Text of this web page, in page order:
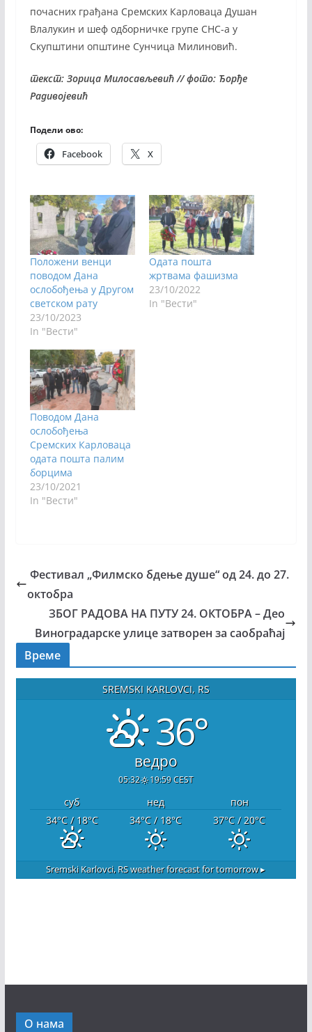
почасних грађана Сремских Карловаца Душан
Влалукин и шеф одборничке групе СНС-а у
Скупштини општине Сунчица Милиновић.
текст: Зорица Милосављевић // фото: Ђорђе
Радивојевић
Подели ово:
Facebook X
Положени венци
поводом Дана
ослобођења у Другом
светском рату
23/10/2023
In "Вести"
Одата пошта
жртвама фашизма
23/10/2022
In "Вести"
Поводом Дана
ослобођења
Сремских Карловаца
одата пошта палим
борцима
23/10/2021
In "Вести"
Фестивал „Филмско бдење душе“ од 24. до 27.
октобра
ЗБОГ РАДОВА НА ПУТУ 24. ОКТОБРА – Део
Виноградарске улице затворен за саобраћај
Време
SREMSKI KARLOVCI, RS
36°
ведро
05:32 19:59 CEST
суб нед
пон
34°C/ 18°C 34°C/ 18°C 37°C/ 20°C
Sremski Karlovci, RSweather forecast for tomorrow ▸
О нама